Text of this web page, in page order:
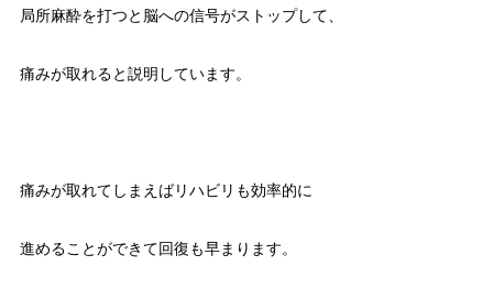
局所麻酔を打つと脳への信号がストップして、
痛みが取れると説明しています。
痛みが取れてしまえばリハビリも効率的に
進めることができて回復も早まります。